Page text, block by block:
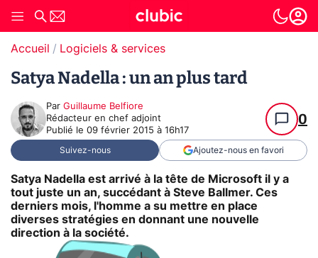
Accueil Logiciels & services
Satya Nadella : un an plus tard
Par Guillaume Belfiore
Rédacteur en chef adjoint
Publié le 09 février 2015 à 16h17
0
Suivez-nous Ajoutez-nous en favori
Satya Nadella est arrivé à la tête de Microsoft il y a
tout juste un an, succédant à Steve Ballmer. Ces
derniers mois, l'homme a su mettre en place
diverses stratégies en donnant une nouvelle
direction à la société.